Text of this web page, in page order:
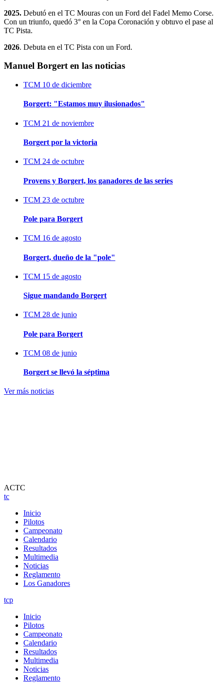
2025. Debutó en el TC Mouras con un Ford del Fadel Memo Corse.
Con un triunfo, quedó 3° en la Copa Coronación y obtuvo el pase al
TC Pista.
2026. Debuta en el TC Pista con un Ford.
Manuel Borgert en las noticias
TCM 10 de diciembre
Borgert: "Estamos muy ilusionados"
TCM 21 de noviembre
Borgert por la victoria
TCM 24 de octubre
Provens y Borgert, los ganadores de las series
TCM 23 de octubre
Pole para Borgert
TCM 16 de agosto
Borgert, dueño de la "pole"
TCM 15 de agosto
Sigue mandando Borgert
TCM 28 de junio
Pole para Borgert
TCM 08 de junio
Borgert se llevó la séptima
Ver más noticias
ACTC
tc
Inicio
Pilotos
Campeonato
Calendario
Resultados
Multimedia
Noticias
Reglamento
Los Ganadores
tcp
Inicio
Pilotos
Campeonato
Calendario
Resultados
Multimedia
Noticias
Reglamento